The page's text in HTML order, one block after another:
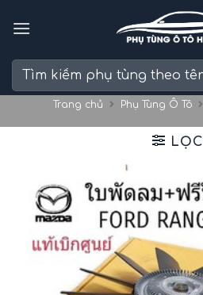
Tìm
Trang chủ Phụ Tùng Ô Tô
LỌC